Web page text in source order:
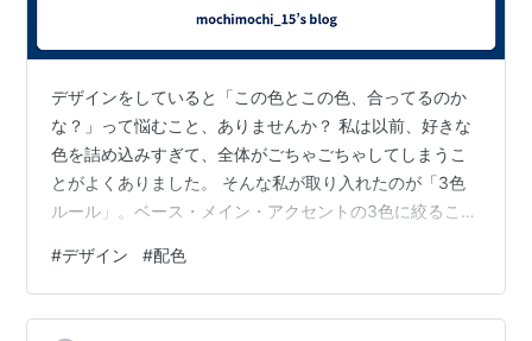
デザインをしていると「この色とこの色、合ってるのか
な？」って悩むこと、ありませんか？ 私は以前、好きな
色を詰め込みすぎて、全体がごちゃごちゃしてしまうこ
とがよくありました。 そんな私が取り入れたのが「3色
ルール」。ベース・メイン・アクセントの3色に絞ること
スカラーに白やグレーなどの落ち着いた色を使い、メイ
ンカラーは見出しや大きな要素に。 最後にアクセントカ
ラーを小物や強調部分にちょっとだけ足すのがコツで
#デザイン #配色